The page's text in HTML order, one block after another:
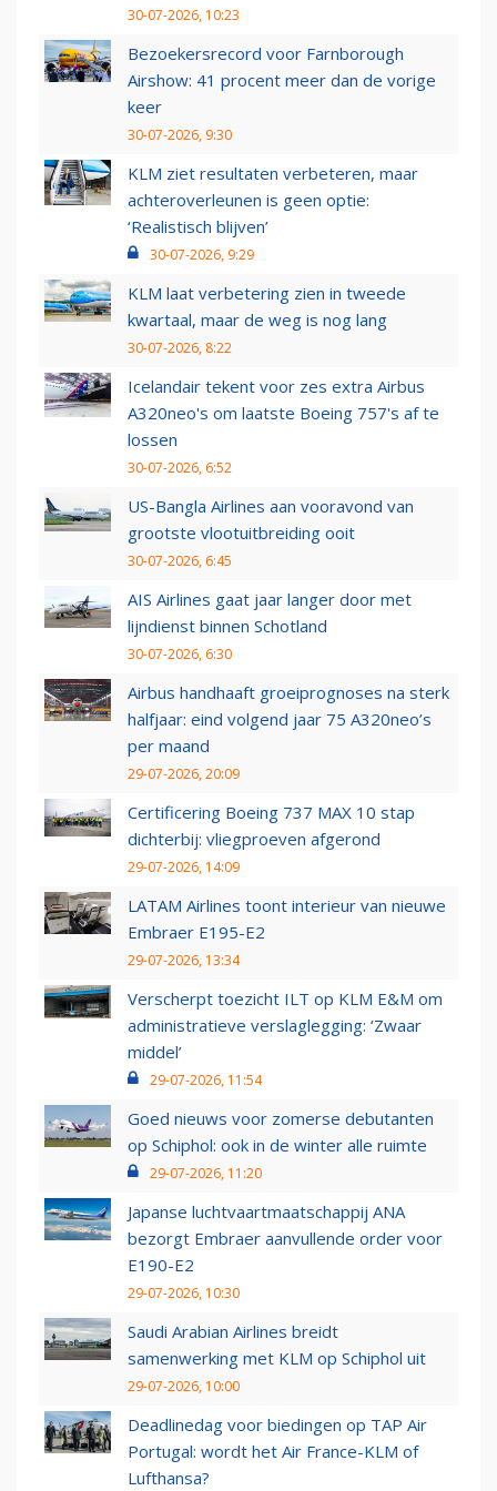
30-07-2026, 10:23
Bezoekersrecord voor Farnborough
Airshow: 41 procent meer dan de vorige
keer
30-07-2026, 9:30
KLM ziet resultaten verbeteren, maar
achteroverleunen is geen optie:
‘Realistisch blijven’
30-07-2026, 9:29
KLM laat verbetering zien in tweede
kwartaal, maar de weg is nog lang
30-07-2026, 8:22
Icelandair tekent voor zes extra Airbus
A320neo's om laatste Boeing 757's af te
lossen
30-07-2026, 6:52
US-Bangla Airlines aan vooravond van
grootste vlootuitbreiding ooit
30-07-2026, 6:45
AIS Airlines gaat jaar langer door met
lijndienst binnen Schotland
30-07-2026, 6:30
Airbus handhaaft groeiprognoses na sterk
halfjaar: eind volgend jaar 75 A320neo’s
per maand
29-07-2026, 20:09
Certificering Boeing 737 MAX 10 stap
dichterbij: vliegproeven afgerond
29-07-2026, 14:09
LATAM Airlines toont interieur van nieuwe
Embraer E195-E2
29-07-2026, 13:34
Verscherpt toezicht ILT op KLM E&M om
administratieve verslaglegging: ‘Zwaar
middel’
29-07-2026, 11:54
Goed nieuws voor zomerse debutanten
op Schiphol: ook in de winter alle ruimte
29-07-2026, 11:20
Japanse luchtvaartmaatschappij ANA
bezorgt Embraer aanvullende order voor
E190-E2
29-07-2026, 10:30
Saudi Arabian Airlines breidt
samenwerking met KLM op Schiphol uit
29-07-2026, 10:00
Deadlinedag voor biedingen op TAP Air
Portugal: wordt het Air France-KLM of
Lufthansa?